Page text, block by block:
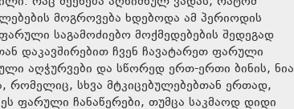
მოგროვება ხდებოდა ამ პერიოდის
საგამოძიებო მოქმედებების შედეგად
დაკავშირებით ჩვენ ჩავატარეთ ფარული
აღჭურვები და სწორედ ერთ-ერთი ბინის, ნია
რომელიც, სხვა მტკიცებულებებთან ერთად,
ფარული ჩანაწერები, თუმცა საკმაოდ დიდი